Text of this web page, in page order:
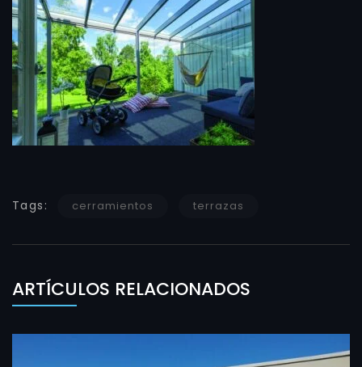
Tags: cerramientos terrazas
ARTÍCULOS RELACIONADOS